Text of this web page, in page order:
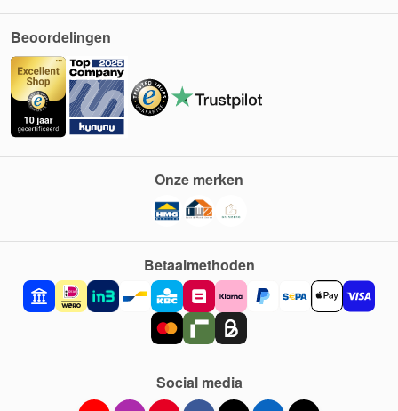
Beoordelingen
Betaalmethoden
Onze merken
Social media